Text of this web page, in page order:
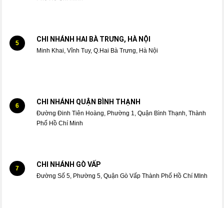
5 CHI NHÁNH HAI BÀ TRƯNG, HÀ NỘI
Minh Khai, Vĩnh Tuy, Q.Hai Bà Trưng, Hà Nội
6 CHI NHÁNH QUẬN BÌNH THẠNH
Đường Đinh Tiên Hoàng, Phường 1, Quận Bình Thạnh, Thành
Phố Hồ Chí Minh
7 CHI NHÁNH GÒ VẤP
Đường Số 5, Phường 5, Quận Gò Vấp Thành Phố Hồ Chí MInh